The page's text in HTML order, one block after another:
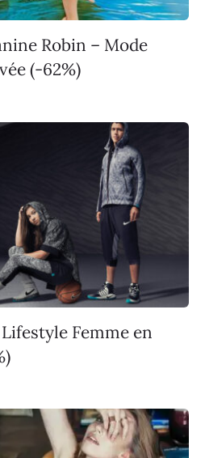
Robin – Mode
(-62%)
Femme en